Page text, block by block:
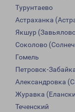
Турунтаево
Астраханка
Якшур
Соколово
Гомель
Петровск-
Александровка
Журавка
Теченский